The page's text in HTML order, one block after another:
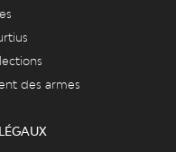
des armes